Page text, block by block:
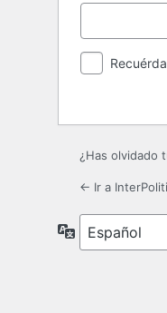
¿Has olvidado
← Ir a
Idioma